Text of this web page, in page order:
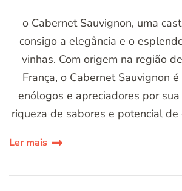
o Cabernet Sauvignon, uma
consigo a elegância e o
vinhas. Com origem na região
França, o Cabernet Sauvignon
enólogos e apreciadores por
riqueza de sabores e potencial de
Ler mais